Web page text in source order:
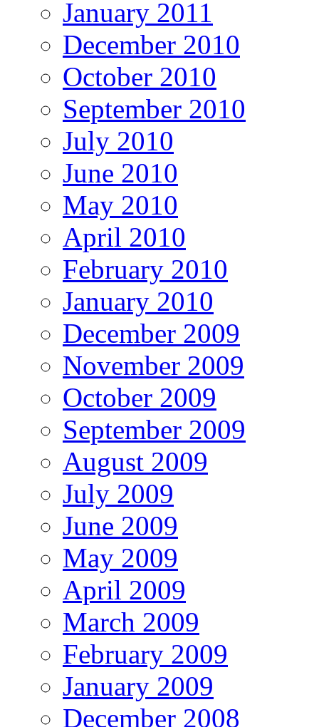
January 2011
December 2010
October 2010
September 2010
July 2010
June 2010
May 2010
April 2010
February 2010
January 2010
December 2009
November 2009
October 2009
September 2009
August 2009
July 2009
June 2009
May 2009
April 2009
March 2009
February 2009
January 2009
December 2008